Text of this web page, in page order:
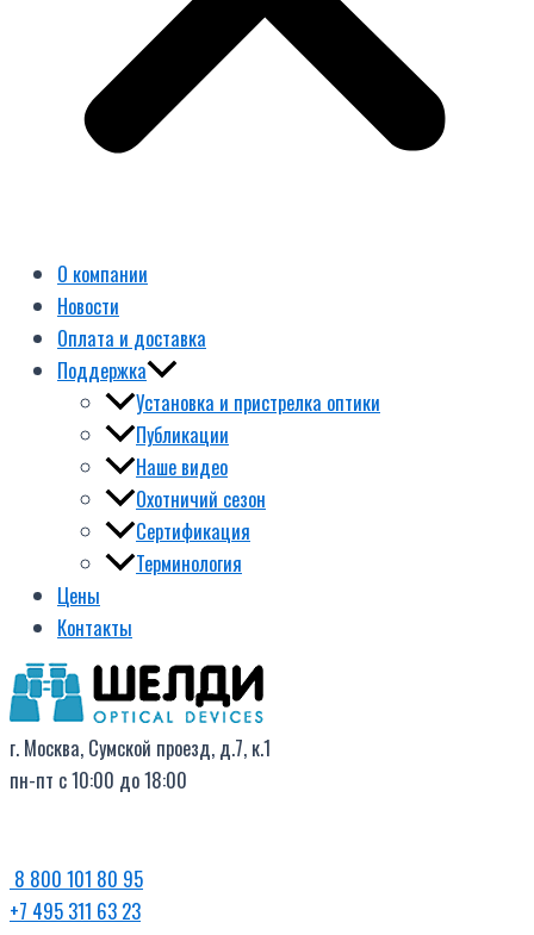
О компании
Новости
Оплата и доставка
Поддержка
Установка и пристрелка оптики
Публикации
Наше видео
Охотничий сезон
Сертификация
Терминология
Цены
Контакты
г. Москва, Сумской проезд, д.7, к.1
пн-пт с 10:00 до 18:00
8 800 101 80 95
+7 495 311 63 23